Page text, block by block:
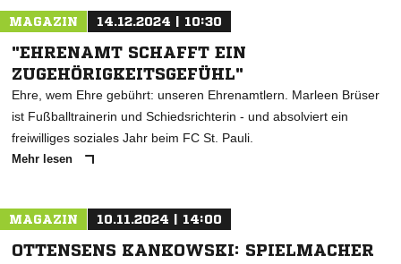
MAGAZIN 14.12.2024 | 10:30
"EHRENAMT SCHAFFT EIN
ZUGEHÖRIGKEITSGEFÜHL"
Ehre, wem Ehre gebührt: unseren Ehrenamtlern. Marleen Brüser
ist Fußballtrainerin und Schiedsrichterin - und absolviert ein
freiwilliges soziales Jahr beim FC St. Pauli.
Mehr lesen
MAGAZIN 10.11.2024 | 14:00
OTTENSENS KANKOWSKI: SPIELMACHER